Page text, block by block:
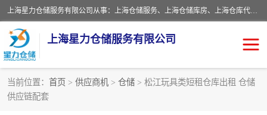
上海星力仓储服务有限公司从事：上海仓储服务、上海仓储库房、上海仓库代运营、上海仓库对外出租、上海仓库外包、上海三方仓储、上海电商仓储代发、上海电商代发货仓库、上海托管仓库、上海仓储配送。上海星力仓储服务有限公司现在拥有100个分仓、10万余平方的标准库房，精炼员工几百名，与几千家客户合作，公司已跻身上海仓储行业前列。欢迎来电咨询！
上海星力仓储服务有限公司
当前位置： 首页 > 供应商机 > 仓储 > 松江玩具类短租仓库出租 仓储
供应链配套
上海仓库对外出租